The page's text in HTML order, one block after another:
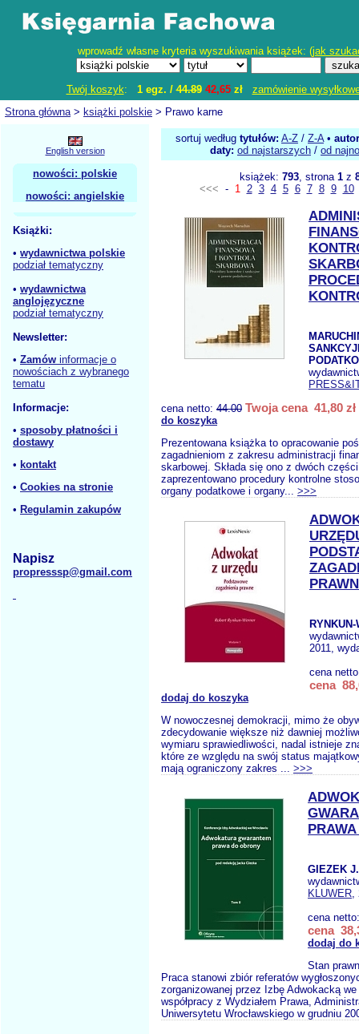
wprowadź własne kryteria wyszukiwania książek: (jak
Twój koszyk: 1 egz. /44.89 42,65zł
zamówienie
Strona główna> książki polskie > Prawo karne
English version
nowości: polskie
nowości: angielskie
Książki:
• wydawnictwa polskie
podział tematyczny
• wydawnictwa
anglojęzyczne
podział tematyczny
Newsletter:
• Zamów informacje o
nowościach z wybranego
tematu
Informacje:
• sposoby płatności i
dostawy
• kontakt
• Cookies na stronie
• Regulamin zakupów
Napisz
propresssp@gmail.com
sortuj według tytułów: A-Z / Z-A•
daty: od najstarszych / od
książek: 793, strona 1z
<<< - 1 2 3 4 5 6 7 8 9 10
cena netto: 44.00 Twoja cena 41,80 zł
do koszyka
Prezentowana książka to opracowanie
zagadnieniom z zakresu administracji
skarbowej. Składa się ono z dwóch
zaprezentowano procedury kontrolne
organy podatkowe i organy... >>>
2011,
cena
cena
dodaj do koszyka
W nowoczesnej demokracji, mimo że
zdecydowanie większe niż dawniej
wymiaru sprawiedliwości, nadal istnieje
które ze względu na swój status
mają ograniczony zakres ... >>>
GIEZEK
KLUWER,
cena
cena
dodaj do
Stan
Praca stanowi zbiór referatów
zorganizowanej przez Izbę Adwokacką we
współpracy z Wydziałem Prawa,
Uniwersytetu Wrocławskiego w grudniu